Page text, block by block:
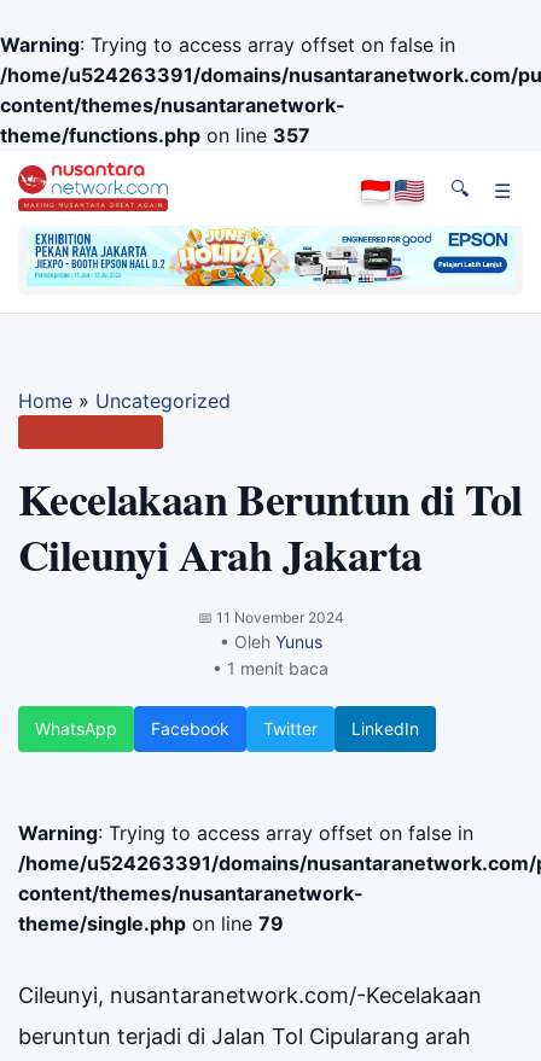
Warning: Trying to access array offset on false in
/home/u524263391/domains/nusantaranetwork.com/
content/themes/nusantaranetwork-
theme/functions.php on line 357
🔍 ☰
Home » Uncategorized
Kecelakaan Beruntun di Tol
Cileunyi Arah Jakarta
📅 11 November 2024
• Oleh Yunus
• 1 menit baca
WhatsApp Facebook Twitter LinkedIn
Warning: Trying to access array offset on false in
/home/u524263391/domains/
content/themes/nusantaranetwork-
theme/single.php on line 79
Cileunyi, nusantaranetwork.com/-Kecelakaan
beruntun terjadi di Jalan Tol Cipularang arah